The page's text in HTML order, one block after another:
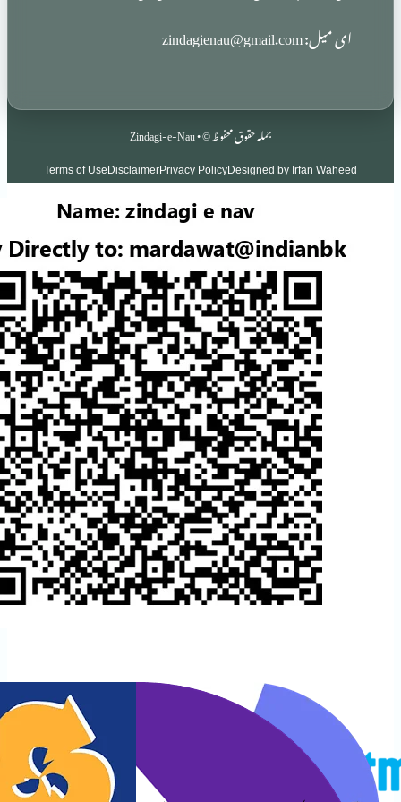
Designed by
Privacy Policy
Disclaimer
Terms of Use